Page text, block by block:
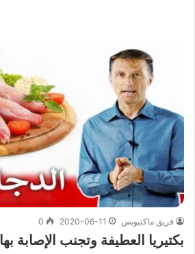
فريق ماكتيوبس 2020-06-11
0
بكتيريا العطيفة وتجنب الإصابة بها